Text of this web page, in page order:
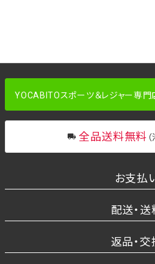
YOCABITOスポーツ＆レジャー専門
全品送料無料
お支払
配送・送
返品・交